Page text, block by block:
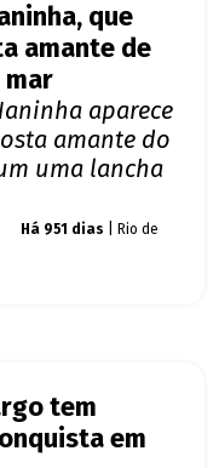
que
amante de
mar
aparece
amante do
uma lancha
Há 951 dias | Rio de
tem
em